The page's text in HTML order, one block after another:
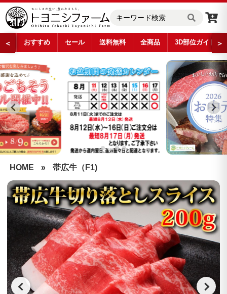
＜ おすすめ セール 送料無料 全商品 3D部位ガイド ＞
HOME » 帯広牛（F1)